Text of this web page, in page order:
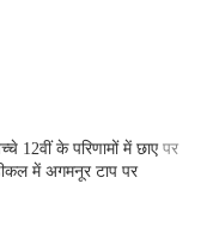
12वीं के परिणामों में छाएपर
में अगमनूर टाप पर